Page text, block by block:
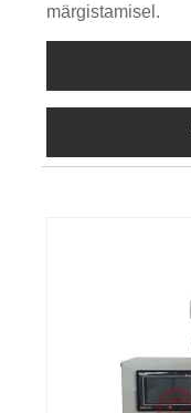
märgistamisel.